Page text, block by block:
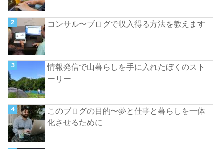
コンサル〜ブログで収入得る方法を教えます
情報発信で山暮らしを手に入れたぼくのスト
ーリー
このブログの目的〜夢と仕事と暮らしを一体
化させるために